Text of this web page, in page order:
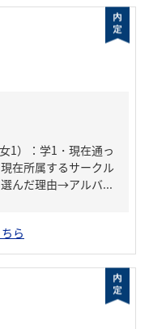
）：学1・現在通っ
在所属するサークル
んだ理由→アルバ...
ら